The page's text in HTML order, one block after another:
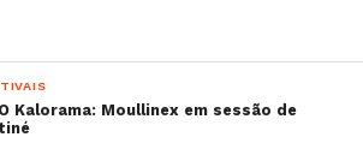
Kalorama: Moullinex em sessão de